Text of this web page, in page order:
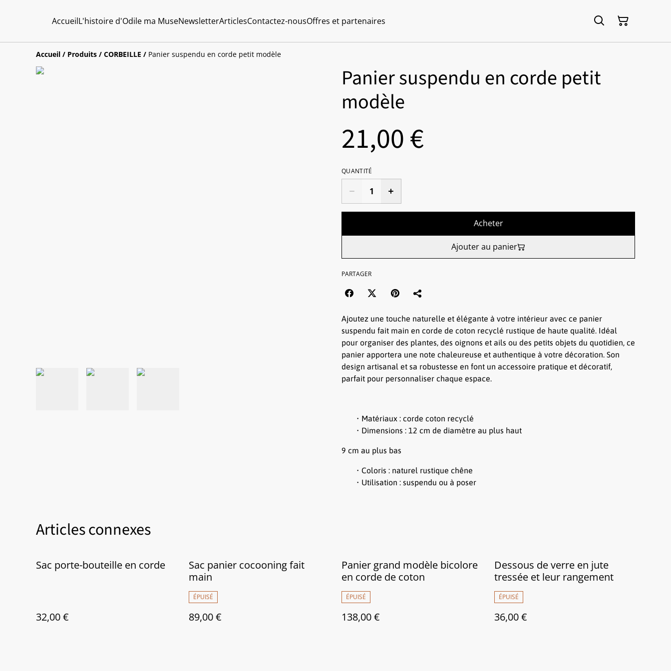
AccueilL'histoire d'Odile ma MuseNewsletterArticlesContactez-nousOffres et partenaires
Accueil / Produits / CORBEILLE / Panier suspendu en corde petit modèle
Panier suspendu en corde petit
modèle
21,00 €
QUANTITÉ
Acheter
Ajouter au panier
PARTAGER
Ajoutez une touche naturelle et élégante à votre intérieur avec ce panier
suspendu fait main en corde de coton recyclé rustique de haute qualité. Idéal
pour organiser des plantes, des oignons et ails ou des petits objets du quotidien, ce
panier apportera une note chaleureuse et authentique à votre décoration. Son
design artisanal et sa robustesse en font un accessoire pratique et décoratif,
parfait pour personnaliser chaque espace.
Matériaux : corde coton recyclé
Dimensions : 12 cm de diamètre au plus haut
9 cm au plus bas
Coloris : naturel rustique chêne
Utilisation : suspendu ou à poser
Articles connexes
Sac porte-bouteille en corde
32,00 €
Sac panier cocooning fait
main
ÉPUISÉ
89,00 €
Panier grand modèle bicolore
en corde de coton
ÉPUISÉ
138,00 €
Dessous de verre en jute
tressée et leur rangement
ÉPUISÉ
36,00 €